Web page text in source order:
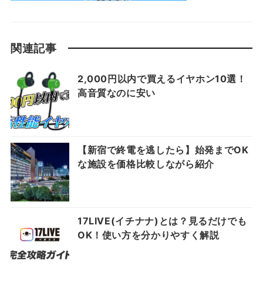
関連記事
2,000円以内で買えるイヤホン10選！
高音質なのに安い
【新宿で終電を逃したら】始発までOK
な施設を価格比較しながら紹介
17LIVE(イチナナ)とは？見るだけでも
OK！使い方を分かりやすく解説